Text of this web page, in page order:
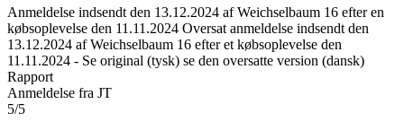
Anmeldelse indsendt den 13.12.2024 af Weichselbaum 16 efter en
købsoplevelse den 11.11.2024 Oversat anmeldelse indsendt den
13.12.2024 af Weichselbaum 16 efter et købsoplevelse den
11.11.2024 - Se original (tysk) se den oversatte version (dansk)
Rapport
Anmeldelse fra JT
5/5